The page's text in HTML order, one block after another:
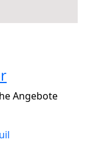
Angebote